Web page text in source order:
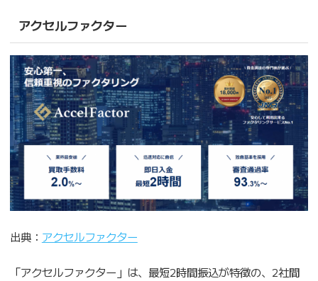
アクセルファクター
出典： アクセルファクター
「アクセルファクター」は、最短2時間振込が特徴の、2社間